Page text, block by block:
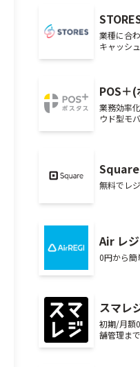
業種に合
キャッシ
POS＋
業務効率
ウド型モ
Square
無料でレ
Air レジ
0円から簡
スマレ
初期/月額
舗管理ま